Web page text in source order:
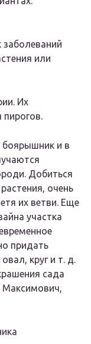
или
Их
пирогов.
боярышник и в
Добиться
очень
их ветви. Еще
участка
придать
круг и т. д.
сада
Максимович,